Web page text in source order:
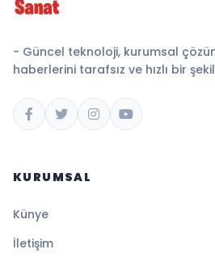
- Güncel teknoloji, kurumsal
haberlerini tarafsız ve hızlı bir
KURUMSAL
Künye
İletişim